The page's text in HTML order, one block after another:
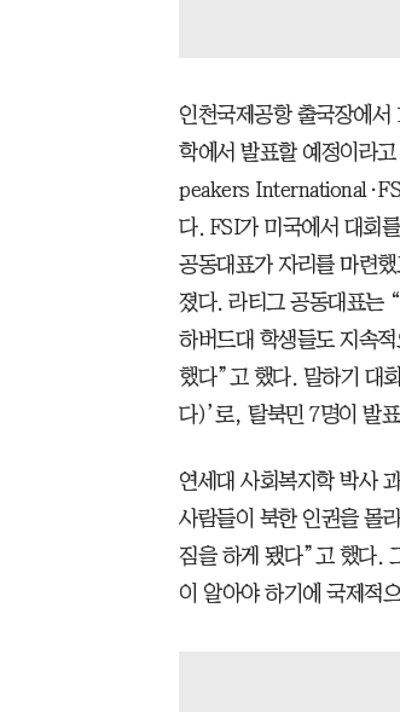
인천국제공항 출국장에서
학에서 발표할 예정이라
peakers
다. FSI가 미국에서 대회
공동대표가 자리를 마련
졌다. 라티그 공동대표는
하버드대 학생들도 지속
했다”고 했다. 말하기 대
다)’로, 탈북민 7명이 발
연세대 사회복지학 박사
사람들이 북한 인권을 몰
짐을 하게 됐다”고 했다.
이 알아야 하기에 국제적